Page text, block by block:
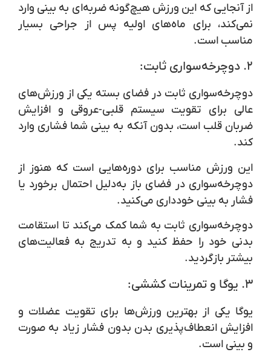
از آنجایی که این ورزش هیچ‌گونه ضربه‌ای به بینی وارد
نمی‌کند، برای ماه‌های اولیه پس از جراحی بسیار
مناسب است.
۲. دوچرخه‌سواری ثابت:
دوچرخه‌سواری ثابت در فضای بسته یکی از ورزش‌های
عالی برای تقویت سیستم قلبی-عروقی و افزایش
ضربان قلب است، بدون آنکه به بینی شما فشاری وارد
کند.
این ورزش مناسب برای دوره‌هایی است که هنوز از
دوچرخه‌سواری در فضای باز به‌دلیل احتمال برخورد یا
فشار به بینی خودداری می‌کنید.
دوچرخه‌سواری ثابت به شما کمک می‌کند تا استقامت
بدنی خود را حفظ کنید و به تدریج به فعالیت‌های
بیشتر بازگردید.
۳. یوگا و تمرینات کششی:
یوگا یکی از بهترین ورزش‌ها برای تقویت عضلات و
افزایش انعطاف‌پذیری بدن بدون فشار زیاد به صورت
و بینی است.